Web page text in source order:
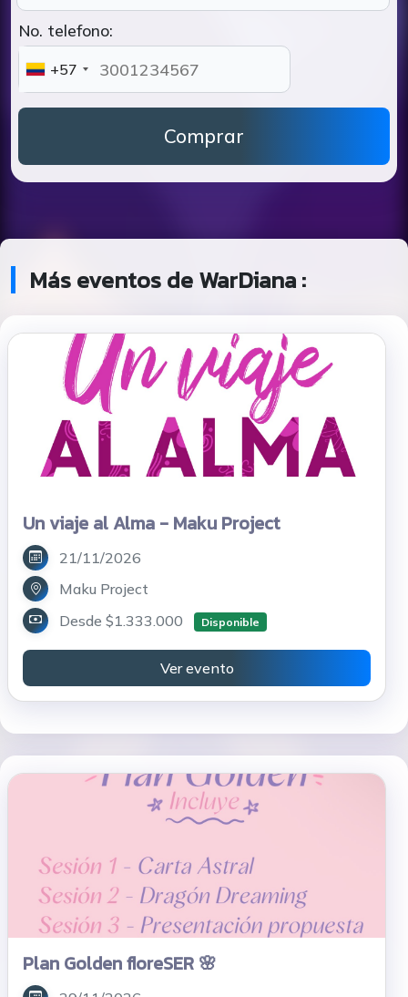
No. telefono:
+57
Comprar
Más eventos de WarDiana :
Un viaje al Alma - Maku Project
21/11/2026
Maku Project
Desde $1.333.000
Disponible
Ver evento
Plan Golden floreSER 🌸